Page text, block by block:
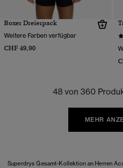
Boxer Dreierpack
Weitere Farben verfügbar
CHF 49,90
48 von 360
MEHR
Superdrys Gesamt-Kollektion an Herren